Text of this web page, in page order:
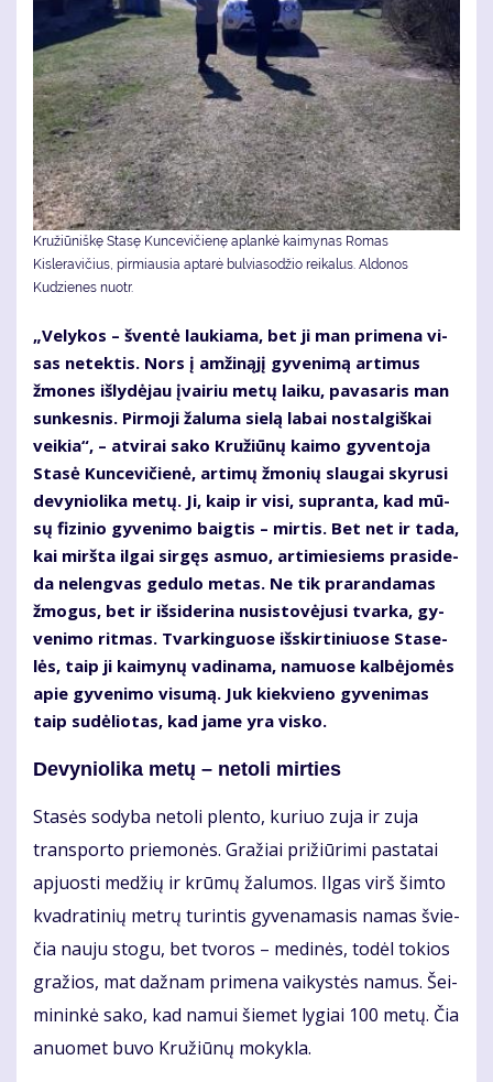
Kružiūniškę Stasę Kuncevičienę aplankė kaimynas Romas
Kisleravičius, pirmiausia aptarė bulviasodžio reikalus. Aldonos
Kudzienes nuotr.
„Ve­ly­kos – šven­tė lau­kia­ma, bet ji man pri­me­na vi­
sas ne­tek­tis. Nors į am­ži­ną­jį gy­ve­ni­mą ar­ti­mus
žmo­nes iš­ly­dė­jau įvai­riu me­tų lai­ku, pa­va­sa­ris man
sun­kes­nis. Pir­mo­ji ža­lu­ma sie­lą la­bai nos­tal­giš­kai
vei­kia“, – at­vi­rai sa­ko Kru­žiū­nų kai­mo gy­ven­to­ja
Sta­sė Kun­ce­vi­čie­nė, ar­ti­mų žmo­nių slau­gai sky­ru­si
de­vy­nio­li­ka me­tų. Ji, kaip ir vi­si, su­pran­ta, kad mū­
sų fi­zi­nio gy­ve­ni­mo baig­tis – mir­tis. Bet net ir ta­da,
kai mirš­ta il­gai sir­gęs as­muo, ar­ti­mie­siems pra­si­de­
da ne­leng­vas ge­du­lo me­tas. Ne tik pra­ran­da­mas
žmo­gus, bet ir iš­si­de­ri­na nu­si­sto­vė­ju­si tvar­ka, gy­
ve­ni­mo rit­mas. Tvar­kin­guo­se iš­skir­ti­niuo­se Sta­se­
lės, taip ji kai­my­nų va­di­na­ma, na­muo­se kal­bė­jo­mės
apie gy­ve­ni­mo vi­su­mą. Juk kiek­vie­no gy­ve­ni­mas
taip su­dė­lio­tas, kad ja­me yra vis­ko.
De­vy­nio­li­ka me­tų – ne­to­li mir­ties
Sta­sės so­dy­ba ne­to­li plen­to, ku­riuo zu­ja ir zu­ja
trans­por­to prie­mo­nės. Gra­žiai pri­žiū­ri­mi pa­sta­tai
ap­juos­ti me­džių ir krū­mų ža­lu­mos. Il­gas virš šim­to
kvad­ra­ti­nių met­rų tu­rin­tis gy­ve­na­ma­sis na­mas švie­
čia nau­ju sto­gu, bet tvo­ros – me­di­nės, to­dėl to­kios
gra­žios, mat daž­nam pri­me­na vai­kys­tės na­mus. Šei­
mi­nin­kė sa­ko, kad na­mui šie­met ly­giai 100 me­tų. Čia
anuo­met bu­vo Kru­žiū­nų mo­kyk­la.